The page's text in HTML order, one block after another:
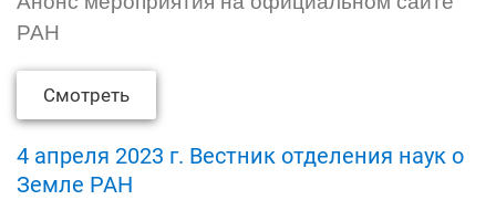
РАН
Смотреть
4 апреля 2023 г. Вестник отделения наук о
Земле РАН